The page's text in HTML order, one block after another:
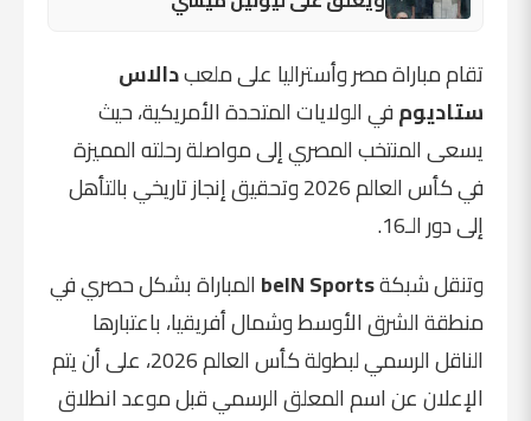
تقام مباراة مصر وأستراليا على ملعبدالاس
ستاديومفي الولايات المتحدة الأمريكية، حيث
يسعى المنتخب المصري إلى مواصلة رحلته المميزة
في كأس العالم 2026 وتحقيق إنجاز تاريخي بالتأهل
إلى دور الـ16.
وتنقل شبكةbeIN Sports المباراة بشكل حصري في
منطقة الشرق الأوسط وشمال أفريقيا، باعتبارها
الناقل الرسمي لبطولة كأس العالم 2026، على أن يتم
الإعلان عن اسم المعلق الرسمي قبل موعد انطلاق